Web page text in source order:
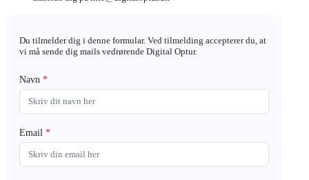
S2
Du tilmelder dig i denne formular. Ved tilmelding accepterer du, at
vi må sende dig mails vedrørende Digital Optur.
Navn *
Email *